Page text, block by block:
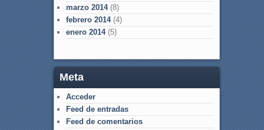
marzo 2014(8)
febrero 2014(4)
enero 2014(5)
Meta
Acceder
Feed de entradas
Feed de comentarios